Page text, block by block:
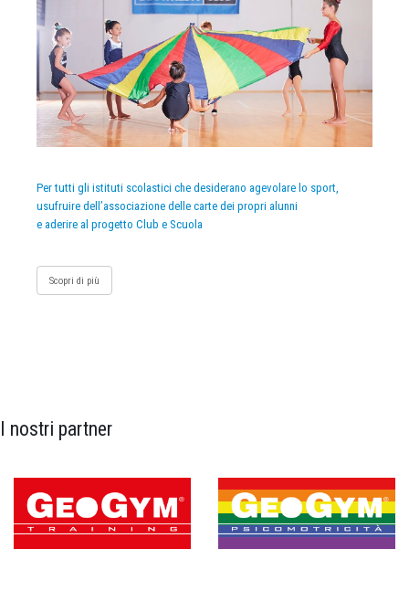
Per tutti gli istituti scolastici che desiderano agevolare lo sport,
usufruire dell’associazione delle carte dei propri alunni
e aderire al progetto Club e Scuola
Scopri di più
I nostri partner